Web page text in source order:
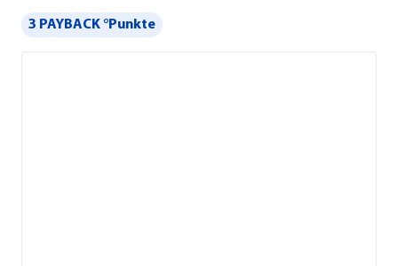
3 PAYBACK °Punkte